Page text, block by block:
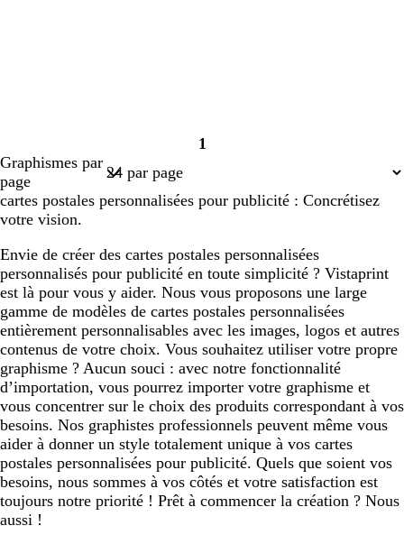
Page
1
Graphismes par
page
cartes postales personnalisées pour publicité : Concrétisez
votre vision.
Envie de créer des cartes postales personnalisées
personnalisés pour publicité en toute simplicité ? Vistaprint
est là pour vous y aider. Nous vous proposons une large
gamme de modèles de cartes postales personnalisées
entièrement personnalisables avec les images, logos et autres
contenus de votre choix. Vous souhaitez utiliser votre propre
graphisme ? Aucun souci : avec notre fonctionnalité
d’importation, vous pourrez importer votre graphisme et
vous concentrer sur le choix des produits correspondant à vos
besoins. Nos graphistes professionnels peuvent même vous
aider à donner un style totalement unique à vos cartes
postales personnalisées pour publicité. Quels que soient vos
besoins, nous sommes à vos côtés et votre satisfaction est
toujours notre priorité ! Prêt à commencer la création ? Nous
aussi !